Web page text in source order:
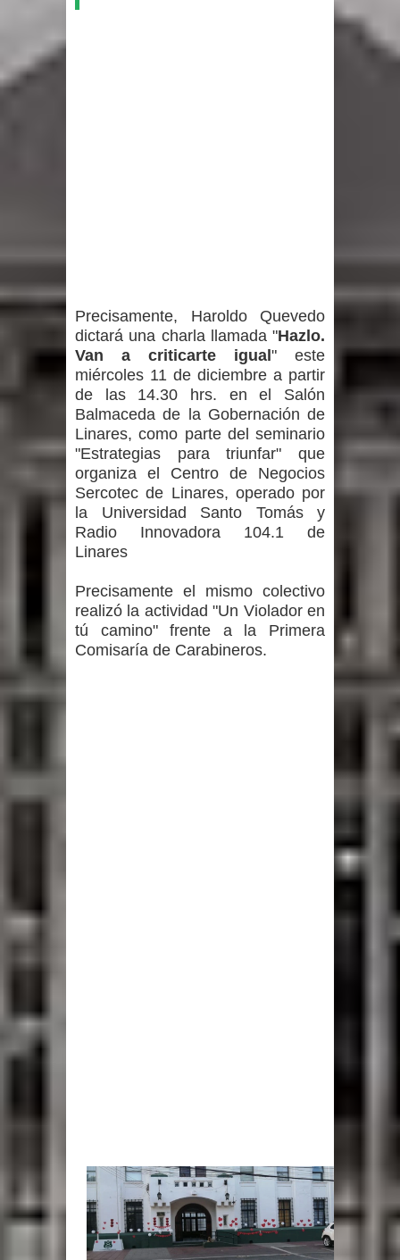
Precisamente, Haroldo Quevedo
dictará una charla llamada "Hazlo.
Van a criticarte igual " este
miércoles 11 de diciembre a partir
de las 14.30 hrs. en el Salón
Balmaceda de la Gobernación de
Linares, como parte del seminario
"Estrategias para triunfar" que
organiza el Centro de Negocios
Sercotec de Linares, operado por
la Universidad Santo Tomás y
Radio Innovadora 104.1 de
Linares
Precisamente el mismo colectivo
realizó la actividad "Un Violador en
tú camino" frente a la Primera
Comisaría de Carabineros.